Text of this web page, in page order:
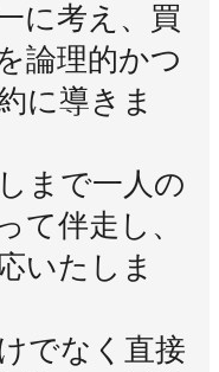
に考え、買
論理的かつ
に導きま
まで一人の
て伴走し、
いたしま
でなく直接